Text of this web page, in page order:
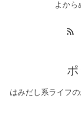
よから
はみだし系ライフ